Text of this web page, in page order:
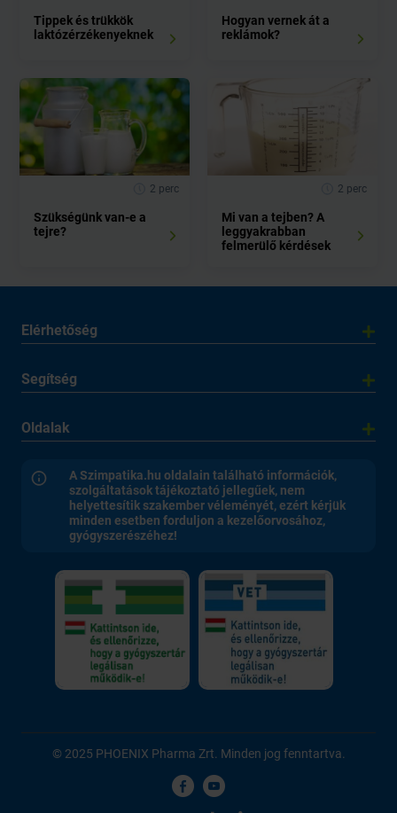
Tippek és trükkök
laktózérzékenyeknek
Hogyan vernek át a
reklámok?
2 perc
Szükségünk van-e a
tejre?
2 perc
Mi van a tejben? A
leggyakrabban
felmerülő kérdések
Elérhetőség
Segítség
Oldalak
A Szimpatika.hu oldalain található információk,
szolgáltatások tájékoztató jellegűek, nem
helyettesítik szakember véleményét, ezért kérjük
minden esetben forduljon a kezelőorvosához,
gyógyszerészéhez!
© 2025 PHOENIX Pharma Zrt. Minden jog fenntartva.